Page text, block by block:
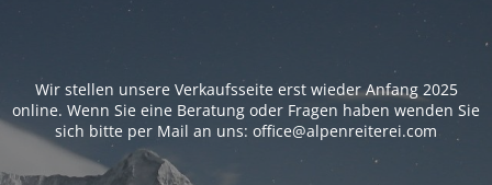
Wir stellen unsere Verkaufsseite erst wieder Anfang 2025
online. Wenn Sie eine Beratung oder Fragen haben wenden Sie
sich bitte per Mail an uns: office@alpenreiterei.com